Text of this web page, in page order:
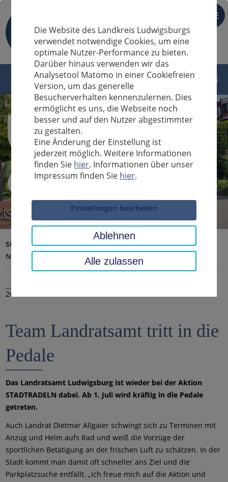
DE
Sucheingabe
Startseite Landratsamt, Landkreis
Aktuelles
Nachrichten
26.06.2020
Team Landratsamt tritt in die
Pedale
Das Landratsamt Ludwigsburg ist wieder bei der Aktion
STADTRADELN dabei. Ab 1. Juli wird kräftig in die Pedale
getreten.
Auch Landrat Dietmar Allgaier schwingt sich zu Terminen mit
Anzug und Helm aufs Rad und weiß die Vorzüge der
sportlichen Betätigung an der frischen Luft zu schätzen. In der
Stadt kommt man damit oft schneller ans Ziel und die
Parkplatzsuche entfällt. „Ich freue mich auf die Aktion und
Die Website des Landkreis Ludwigsburgs
verwendet notwendige Cookies, um eine
optimale Nutzer-Performance zu bieten.
Darüber hinaus verwenden wir das
Analysetool Matomo in einer Cookiefreien
Version, um das generelle
Besucherverhalten kennenzulernen. Dies
ermöglicht es uns, die Webseite noch
besser und auf den Nutzer abgestimmter
zu gestalten.
Eine Änderung der Einstellung ist
jederzeit möglich. Weitere Informationen
finden Sie hier. Informationen über unser
Impressum finden Sie hier.
Einstellungen bearbeiten
Ablehnen
Alle zulassen